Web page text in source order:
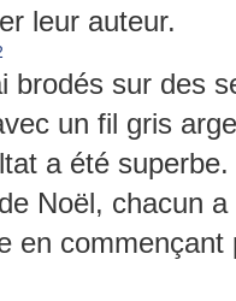
leur auteur.
brodés sur des
un fil gris
a été superbe.
Noël, chacun
en commençant